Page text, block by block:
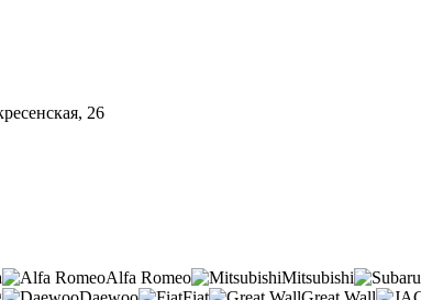
26
Alfa Romeo Mitsubishi